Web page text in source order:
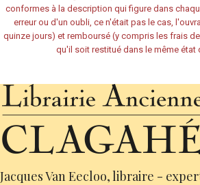
conformes à la description qui figure dans
erreur ou d'un oubli, ce n'était pas le cas,
quinze jours) et remboursé (y compris les frais
qu'il soit restitué dans le même état
Jacques Van Eecloo, libraire -